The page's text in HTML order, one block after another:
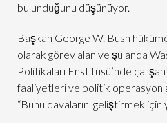
bulunduğunu düşünüyor.
Başkan George W. Bush
olarak görev alan ve şu anda
Politikaları Enstitüsü’nde
faaliyetleri ve politik
“Bunu davalarını geliştirmek için